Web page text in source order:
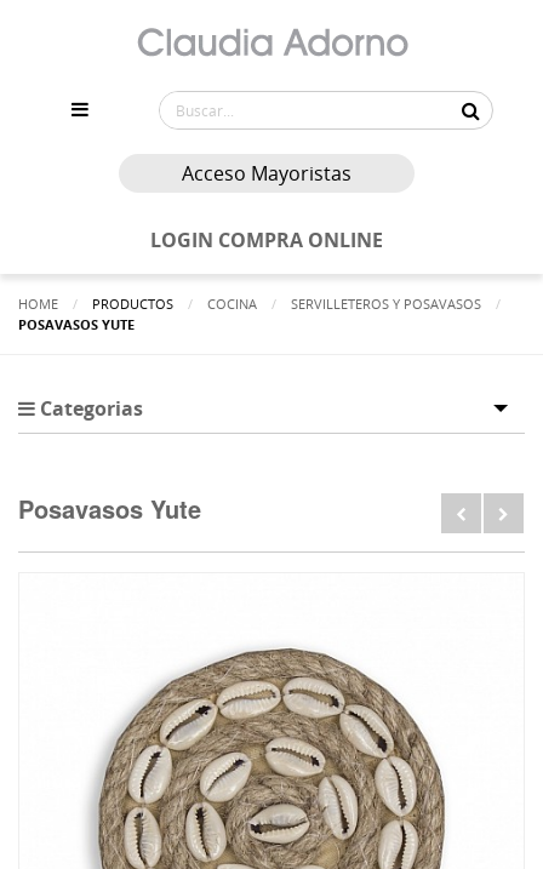
Acceso Mayoristas
LOGIN COMPRA ONLINE
HOME PRODUCTOS COCINA
SERVILLETEROS Y POSAVASOS
ACTUALMENTE:
POSAVASOS YUTE
Categorias
Posavasos Yute